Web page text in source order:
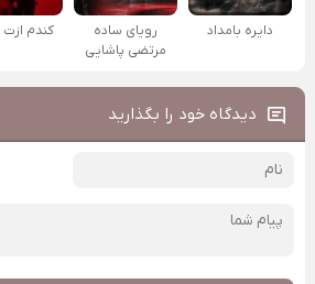
دایره بامداد
رویای ساده
مرتضی پاشایی
کندم ازت
دیدگاه خود را بگذارید